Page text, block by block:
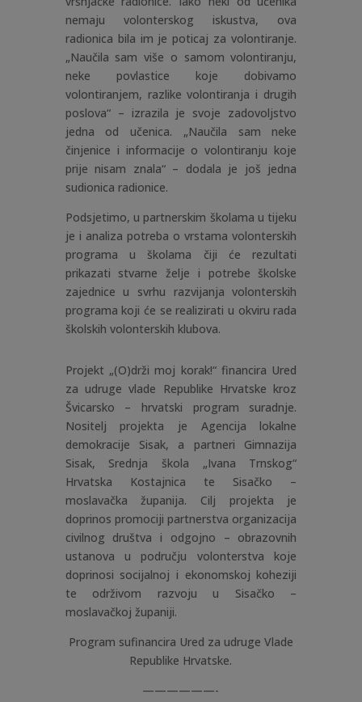
nemaju volonterskog iskustva, ova
radionica bila im je poticaj za volontiranje.
„Naučila sam više o samom volontiranju,
neke povlastice koje dobivamo
volontiranjem, razlike volontiranja i drugih
poslova“ – izrazila je svoje zadovoljstvo
jedna od učenica. „Naučila sam neke
činjenice i informacije o volontiranju koje
prije nisam znala“ – dodala je još jedna
sudionica radionice.
Podsjetimo, u partnerskim školama u tijeku
je i analiza potreba o vrstama volonterskih
programa u školama čiji će rezultati
prikazati stvarne želje i potrebe školske
zajednice u svrhu razvijanja volonterskih
programa koji će se realizirati u okviru rada
školskih volonterskih klubova.
Projekt „(O)drži moj korak!“ financira Ured
za udruge vlade Republike Hrvatske kroz
Švicarsko – hrvatski program suradnje.
Nositelj projekta je Agencija lokalne
demokracije Sisak, a partneri Gimnazija
Sisak, Srednja škola „Ivana Trnskog“
Hrvatska Kostajnica te Sisačko –
moslavačka županija. Cilj projekta je
doprinos promociji partnerstva organizacija
civilnog društva i odgojno – obrazovnih
ustanova u području volonterstva koje
doprinosi socijalnoj i ekonomskoj koheziji
te održivom razvoju u Sisačko –
moslavačkoj županiji.
Program sufinancira Ured za udruge Vlade
Republike Hrvatske.
——————-